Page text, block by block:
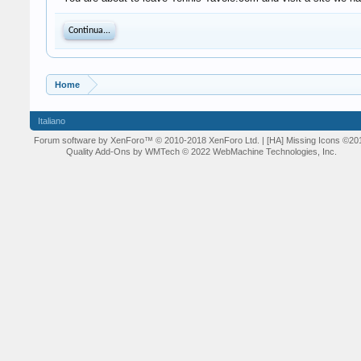
Continua...
Home
Italiano
Forum software by XenForo™ © 2010-2018 XenForo Ltd. | [HA] Missing Icons
Quality Add-Ons by WMTech © 2022 WebMachine Technologies, Inc.